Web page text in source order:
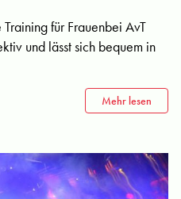
für Frauenbei AvT
und lässt sich bequem in
Mehr lesen